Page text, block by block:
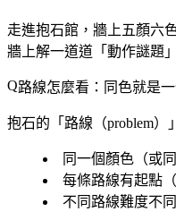
走進抱石館，牆上五顏六
牆上解一道道「動作謎題
路線怎麼看：同色就是
抱石的「路線（problem）
同一個顏色（或
每條路線有起點
不同路線難度不